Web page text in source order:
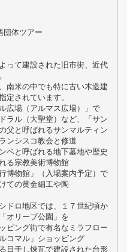
団体ツアー
って建設された旧市街、近代
南米の中でも特に古い木造建
定されています。
広場（アルマス広場）」で
ラル（大聖堂）など、「サン
父と呼ばれるサンマルティン
ンシスコ教会と修道
ベと呼ばれる地下墓地や歴史
る宗教美術博物館
博物館」（入場案内予定）で
ての黄金細工や陶
ドロ地区では、１７世紀頃か
オリーブ公園」を
ピング街で有名なミラフロー
コマル」ショッピング
日干し煉瓦で建設された台形